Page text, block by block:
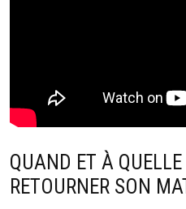
QUAND ET À QUELLE
RETOURNER SON